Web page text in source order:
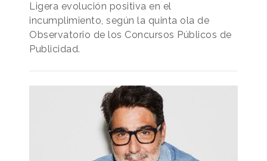
Ligera evolución positiva en el
incumplimiento, según la quinta ola de
Observatorio de los Concursos Públicos de
Publicidad.